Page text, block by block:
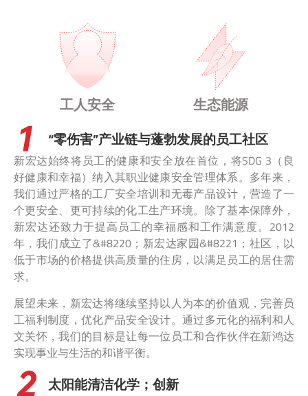
工人安全 生态能源
“零伤害”产业链与蓬勃发展的员工社区
新宏达始终将员工的健康和安全放在首位，将SDG 3（良
好健康和幸福）纳入其职业健康安全管理体系。多年来，
我们通过严格的工厂安全培训和无毒产品设计，营造了一
个更安全、更可持续的化工生产环境。除了基本保障外，
新宏达还致力于提高员工的幸福感和工作满意度。2012
年，我们成立了&#8220；新宏达家园&#8221；社区，以
低于市场的价格提供高质量的住房，以满足员工的居住需
求。
展望未来，新宏达将继续坚持以人为本的价值观，完善员
工福利制度，优化产品安全设计。通过多元化的福利和人
文关怀，我们的目标是让每一位员工和合作伙伴在新鸿达
实现事业与生活的和谐平衡。
太阳能清洁化学；创新